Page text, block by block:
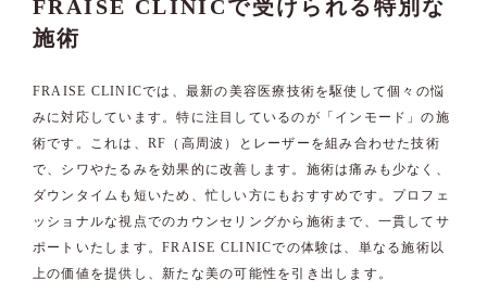
FRAISE CLINICで受けられる特別な
施術
FRAISE CLINICでは、最新の美容医療技術を駆使して個々の悩
みに対応しています。特に注目しているのが「インモード」の施
術です。これは、RF（高周波）とレーザーを組み合わせた技術
で、シワやたるみを効果的に改善します。施術は痛みも少なく、
ダウンタイムも短いため、忙しい方にもおすすめです。プロフェ
ッショナルな視点でのカウンセリングから施術まで、一貫してサ
ポートいたします。FRAISE CLINICでの体験は、単なる施術以
上の価値を提供し、新たな美の可能性を引き出します。